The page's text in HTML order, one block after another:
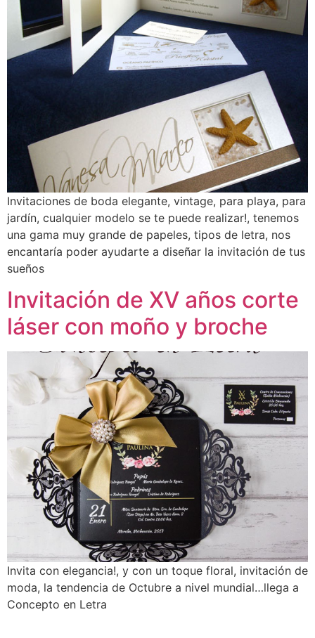
Invitaciones de boda elegante, vintage, para playa, para
jardín, cualquier modelo se te puede realizar!, tenemos
una gama muy grande de papeles, tipos de letra, nos
encantaría poder ayudarte a diseñar la invitación de tus
sueños
Invitación de XV años corte
láser con moño y broche
Invita con elegancia!, y con un toque floral, invitación de
moda, la tendencia de Octubre a nivel mundial…llega a
Concepto en Letra